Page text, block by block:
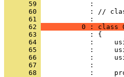
      59
      60
: //
      61
      62
0 : class
      63
      64
      65
      66
      67
      68